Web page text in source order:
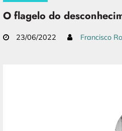
O flagelo do
23/06/2022 Francisco